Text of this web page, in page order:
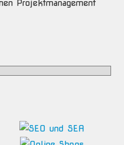
Projektmanagement